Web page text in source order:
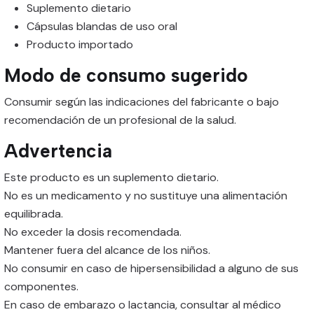
Suplemento dietario
Cápsulas blandas de uso oral
Producto importado
Modo de consumo sugerido
Consumir según las indicaciones del fabricante o bajo
recomendación de un profesional de la salud.
Advertencia
Este producto es un suplemento dietario.
No es un medicamento y no sustituye una alimentación
equilibrada.
No exceder la dosis recomendada.
Mantener fuera del alcance de los niños.
No consumir en caso de hipersensibilidad a alguno de sus
componentes.
En caso de embarazo o lactancia, consultar al médico